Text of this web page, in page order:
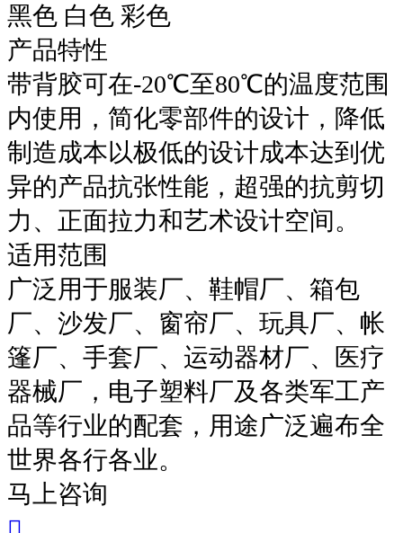
黑色 白色 彩色
产品特性
带背胶可在-20℃至80℃的温度范围
内使用，简化零部件的设计，降低
制造成本以极低的设计成本达到优
异的产品抗张性能，超强的抗剪切
力、正面拉力和艺术设计空间。
适用范围
广泛用于服装厂、鞋帽厂、箱包
厂、沙发厂、窗帘厂、玩具厂、帐
篷厂、手套厂、运动器材厂、医疗
器械厂，电子塑料厂及各类军工产
品等行业的配套，用途广泛遍布全
世界各行各业。
马上咨询